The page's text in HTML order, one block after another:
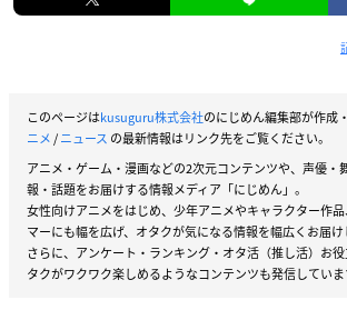
このページはkusuguru株式会社のにじめん編集部が作成
ニメ/ニュース の最新情報はリンク先をご覧ください。
アニメ・ゲーム・漫画などの2次元コンテンツや、声優・
報・話題をお届けする情報メディア「にじめん」。
女性向けアニメをはじめ、少年アニメやキャラクター作
マーにも幅を広げ、オタクが気になる情報を幅広くお届け
さらに、アンケート・ランキング・オタ活（推し活）お
タクがワクワク楽しめるようなコンテンツも発信していま